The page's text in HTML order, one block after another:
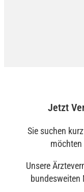
Jetzt
Sie suchen
möchten
Unsere
bundesweiten